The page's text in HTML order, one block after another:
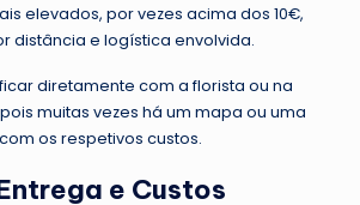
elevados, por vezes acima dos 10€,
distância e logística envolvida.
diretamente com a florista ou na
muitas vezes há um mapa ou uma
os respetivos custos.
e Custos